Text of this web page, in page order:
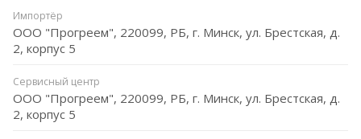
Импортёр
ООО "Прогреем", 220099, РБ, г. Минск, ул. Брестская, д.
2, корпус 5
Сервисный центр
ООО "Прогреем", 220099, РБ, г. Минск, ул. Брестская, д.
2, корпус 5